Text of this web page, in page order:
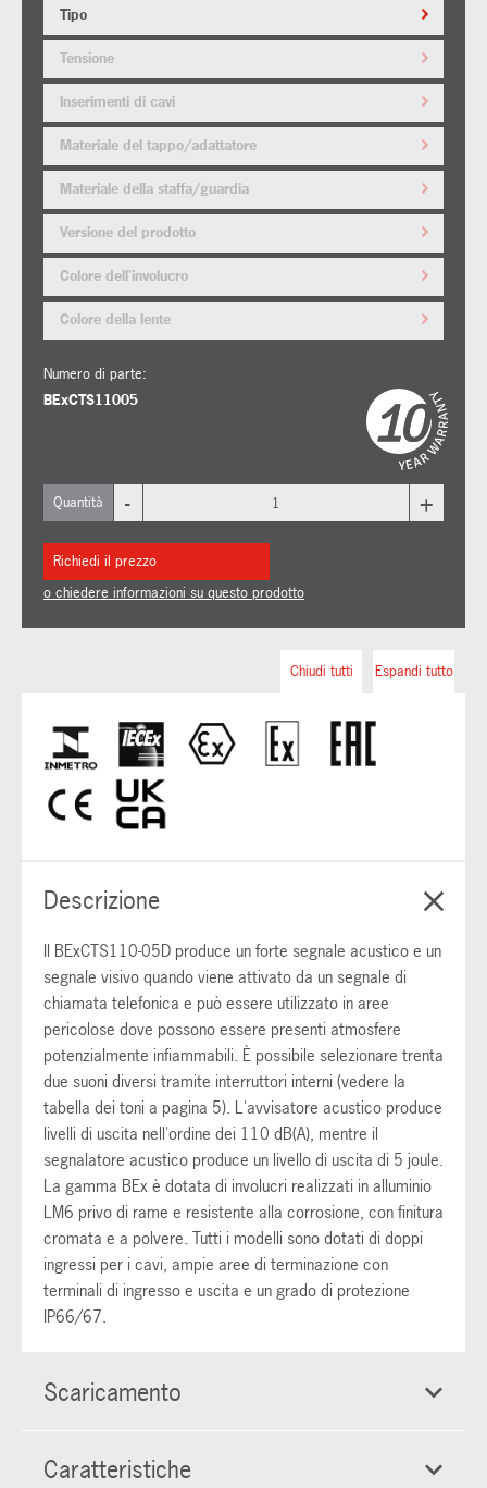
Tipo
Tensione
Inserimenti di cavi
Materiale del tappo/adattatore
Materiale della staffa/guardia
Versione del prodotto
Colore dell'involucro
Colore della lente
Numero di parte:
BExCTS11005
Quantità - +
Richiedi il prezzo
o chiedere informazioni su questo prodotto
Espandi tutto
Chiudi tutti
Descrizione
Il BExCTS110-05D produce un forte segnale acustico e un
segnale visivo quando viene attivato da un segnale di
chiamata telefonica e può essere utilizzato in aree
pericolose dove possono essere presenti atmosfere
potenzialmente infiammabili. È possibile selezionare trenta
due suoni diversi tramite interruttori interni (vedere la
tabella dei toni a pagina 5). L'avvisatore acustico produce
livelli di uscita nell'ordine dei 110 dB(A), mentre il
segnalatore acustico produce un livello di uscita di 5 joule.
La gamma BEx è dotata di involucri realizzati in alluminio
LM6 privo di rame e resistente alla corrosione, con finitura
cromata e a polvere. Tutti i modelli sono dotati di doppi
ingressi per i cavi, ampie aree di terminazione con
terminali di ingresso e uscita e un grado di protezione
IP66/67.
Scaricamento
Caratteristiche